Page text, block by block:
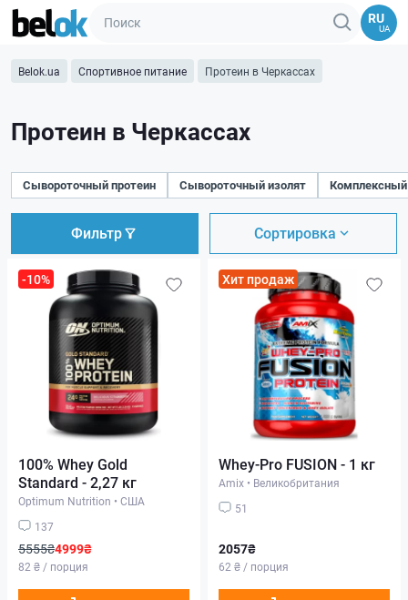
RU
UA
Belok.ua Спортивное питание Протеин в Черкассах
Протеин в Черкассах
Сывороточный протеин Сывороточный изолят Комплексный
Фильтр Сортировка
-10%
100% Whey Gold
Standard - 2,27 кг
Optimum Nutrition • США
137
5555₴4999₴
82 ₴ / порция
Хит продаж
Whey-Pro FUSION - 1 кг
Amix • Великобритания
51
2057₴
62 ₴ / порция